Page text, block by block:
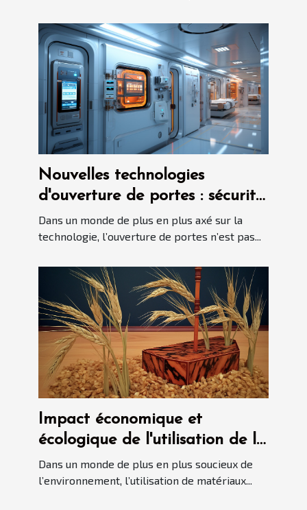
Nouvelles technologies
d'ouverture de portes : sécurité
contre facilité d'accès
Dans un monde de plus en plus axé sur la
technologie, l’ouverture de portes n’est pas...
Impact économique et
écologique de l'utilisation de la
paille de seigle dans la
marqueterie
Dans un monde de plus en plus soucieux de
l’environnement, l’utilisation de matériaux...